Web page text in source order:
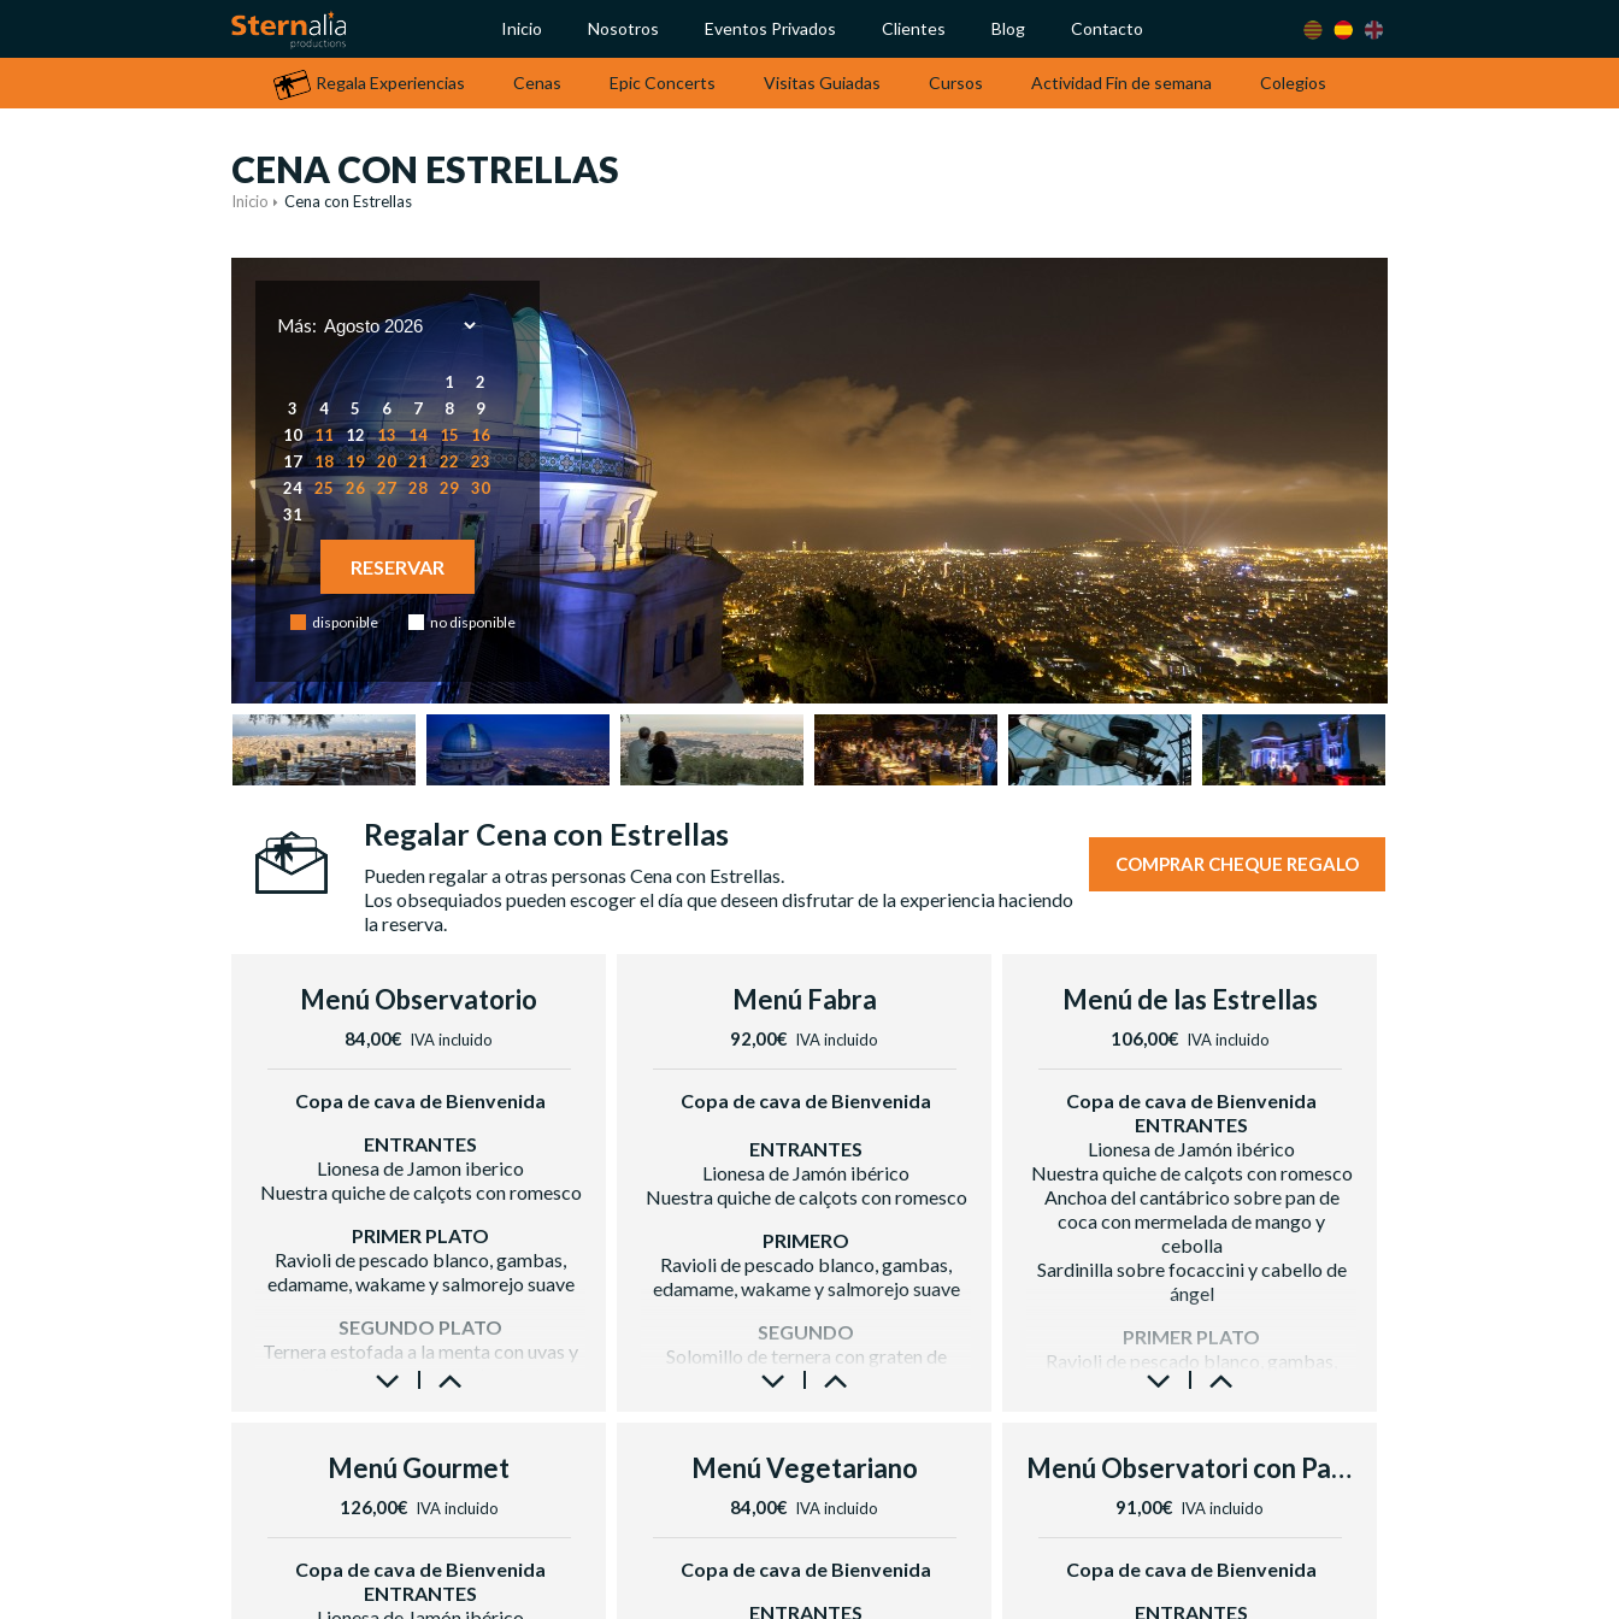
Inicio Nosotros Eventos Privados Clientes Blog Contacto
Regala Experiencias Cenas Epic Concerts Visitas Guiadas Cursos Actividad Fin de semana Colegios
CENA CON ESTRELLAS
Inicio Cena con Estrellas
Más:
1
2
3
4 5 6 7 8
9
10
11 12 13 14 15
16
17
18 19 20 21 22
23
24
25 26 27 28 29
30
31
RESERVAR
disponible no disponible
Regalar Cena con Estrellas
Pueden regalar a otras personas Cena con Estrellas.
Los obsequiados pueden escoger el día que deseen disfrutar de la experiencia haciendo
la reserva.
COMPRAR CHEQUE REGALO
Menú Observatorio
84,00€ IVA incluido
Copa de cava de Bienvenida
ENTRANTES
Lionesa de Jamon iberico
Nuestra quiche de calçots con romesco
PRIMER PLATO
Ravioli de pescado blanco, gambas,
edamame, wakame y salmorejo suave
SEGUNDO PLATO
Ternera estofada a la menta con uvas y
cebollitas glas y torrija de patatas
maracuyá
BODEGA
Vino blanco
Casa Luz Verdejo D.O Rueda
Vino
tinto Raimat Clamor D.O Costers del
Menú Fabra
92,00€ IVA incluido
Copa de cava de Bienvenida
ENTRANTES
Lionesa de Jamón ibérico
Nuestra quiche de calçots con romesco
PRIMERO
Ravioli de pescado blanco, gambas,
edamame, wakame y salmorejo suave
SEGUNDO
Solomillo de ternera con graten de
patata y verduras de proximidad
maracuyá
BODEGA
Vino Blanco
Casa Luz Verdejo D.O Rueda
Raimat Clamor D.O Costers del Segre
Menú de las Estrellas
106,00€ IVA incluido
Copa de cava de Bienvenida
ENTRANTES
Lionesa de Jamón ibérico
Nuestra quiche de calçots con romesco
Anchoa del cantábrico sobre pan de
coca con mermelada de mango y
cebolla
Sardinilla sobre focaccini y cabello de
ángel
PRIMER PLATO
Ravioli de pescado blanco, gambas,
edamame, wakame y salmorejo suave
Solomillo de ternera con parmentier de
patata, manzana y demi glace de frutos
rojos.
POSTRE
Plutón de mousse de chocolate blanco y
Menú Gourmet
126,00€ IVA incluido
Copa de cava de Bienvenida
ENTRANTES
Menú Vegetariano
84,00€ IVA incluido
Copa de cava de Bienvenida
ENTRANTES
Menú Observatori con Pastel y Cava
91,00€ IVA incluido
Copa de cava de Bienvenida
ENTRANTES